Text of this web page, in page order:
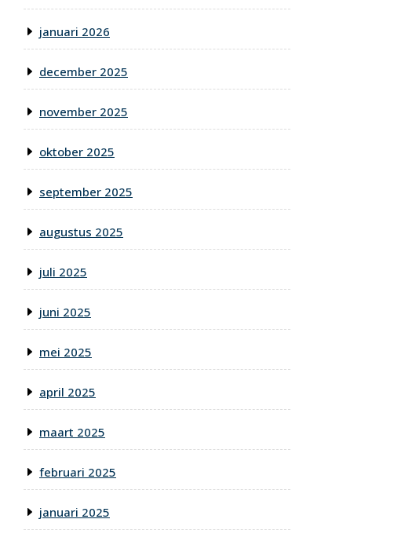
januari 2026
december 2025
november 2025
oktober 2025
september 2025
augustus 2025
juli 2025
juni 2025
mei 2025
april 2025
maart 2025
februari 2025
januari 2025